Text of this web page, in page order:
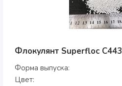
Флокулянт Superfloc C443
Форма выпуска:
Цвет: